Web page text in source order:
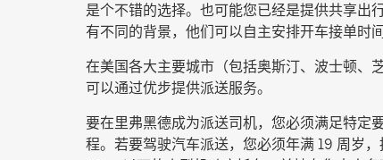
是个不错的选择。也可能您已经是提供共享出
有不同的背景，他们可以自主安排开车接单时
在美国各大主要城市（包括奥斯汀、波士顿、
可以通过优步提供派送服务。
要在里弗黑德成为派送司机，您必须满足特定
程。若要驾驶汽车派送，您必须年满 19 周岁